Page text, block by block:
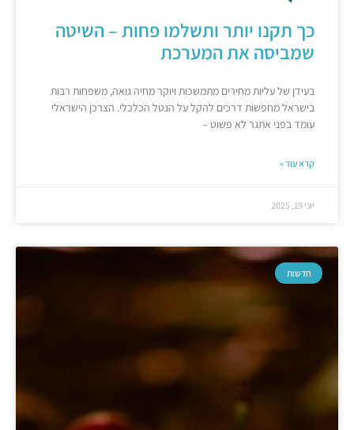
כך תקנו יותר ותשלמו פחות – השיטה
שמביסה את המערכת
בעידן של עליות מחירים מתמשכות ויוקר מחיה גואה, משפחות רבות
בישראל מחפשות דרכים להקל על הנטל הכלכלי. הצרכן הישראלי
עומד בפני אתגר לא פשוט –
קרא עוד »
יוני 19, 2025
חדשות